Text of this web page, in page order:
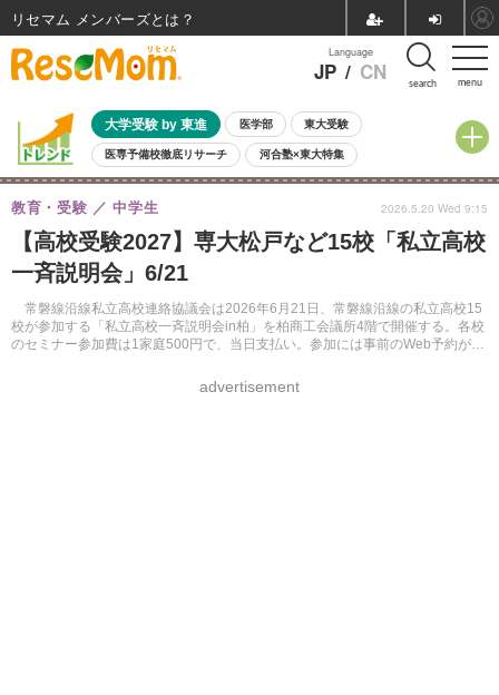
menu
Language
JP / CN search
大学受験 by 東進 医学部 東大受験
医専予備校徹底リサーチ 河合塾×東大特集
親子で考える大学選び 高校受験 中学受験 小学校受験
共通テスト 夏休み
8月開催イベント・WS 全国公立高校 過去問 人気記事
自由研究教材（小学生向け）
【高校受験2027】専大松戸など15校「私立高校
一斉説明会」6/21
常磐線沿線私立高校連絡協議会は2026年6月21日、常磐線沿線の私立高校15
校が参加する「私立高校一斉説明会in柏」を柏商工会議所4階で開催する。各校
のセミナー参加費は1家庭500円で、当日支払い。参加には事前のWeb予約が必
教育・受験 中学生
advertisement
2026.5.20 Wed 9:15
リセマム メンバーズ